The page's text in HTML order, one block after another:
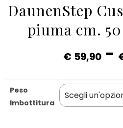
DaunenStep
piuma cm.
€ 59,90 -
Peso
Imbottitura